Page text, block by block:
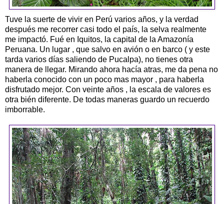
Tuve la suerte de vivir en Perú varios años, y la verdad
después me recorrer casi todo el país, la selva realmente
me impactó. Fué en Iquitos, la capital de la Amazonía
Peruana. Un lugar , que salvo en avión o en barco ( y este
tarda varios días saliendo de Pucalpa), no tienes otra
manera de llegar. Mirando ahora hacía atras, me da pena no
haberla conocido con un poco mas mayor , para haberla
disfrutado mejor. Con veinte años , la escala de valores es
otra bién diferente. De todas maneras guardo un recuerdo
imborrable.